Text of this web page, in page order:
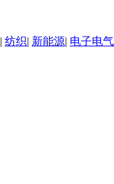
| 纺织| 新能源| 电子电气